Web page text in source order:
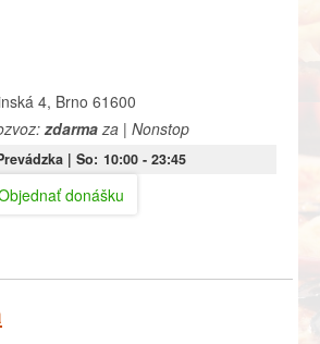
4, Brno 61600
zdarmaza | Nonstop
| So: 10:00- 23:45
donášku